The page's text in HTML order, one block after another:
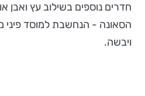
חדרים נוספים בשילוב עץ ואבן
הסאונה - הנחשבת למוסד פיני
ויבשה.